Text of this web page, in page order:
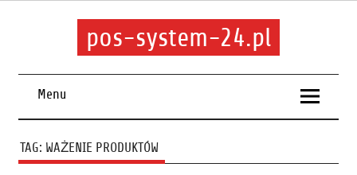
pos-system-24.pl
Menu
TAG: WAŻENIE PRODUKTÓW